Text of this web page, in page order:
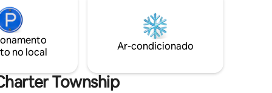
que
Comodidades extras fornecidas para
que você tenha tudo o que precisa para
uma estadia confortável enquanto nos
visita aqui na capital de Michigan.
no local
Ar-condicionado
Township